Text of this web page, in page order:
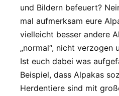
und Bildern befeuert?
mal aufmerksam eure
vielleicht besser andere
„normal“, nicht verzogen
Ist euch dabei was
Beispiel, dass Alpakas
Herdentiere sind mit